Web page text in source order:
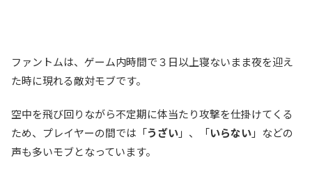
ファントムは、ゲーム内時間で３日以上寝ないまま夜を迎え
た時に現れる敵対モブです。
空中を飛び回りながら不定期に体当たり攻撃を仕掛けてくる
ため、プレイヤーの間では「うざい」、「いらない」などの
声も多いモブとなっています。